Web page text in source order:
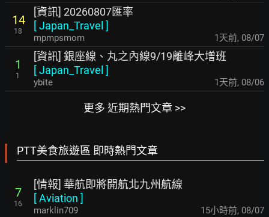
14
18
[資訊] 20260807匯率
[Japan_Travel ]
mpmpsmom 1天前, 08/07
1
1
[資訊] 銀座線、丸之內線9/19離峰大增班
[Japan_Travel ]
ybite 1天前, 08/06
更多 近期熱門文章 >>
PTT美食旅遊區 即時熱門文章
7
16
[情報] 華航即將開航北九州航線
[Aviation ]
marklin709 15小時前, 08/07